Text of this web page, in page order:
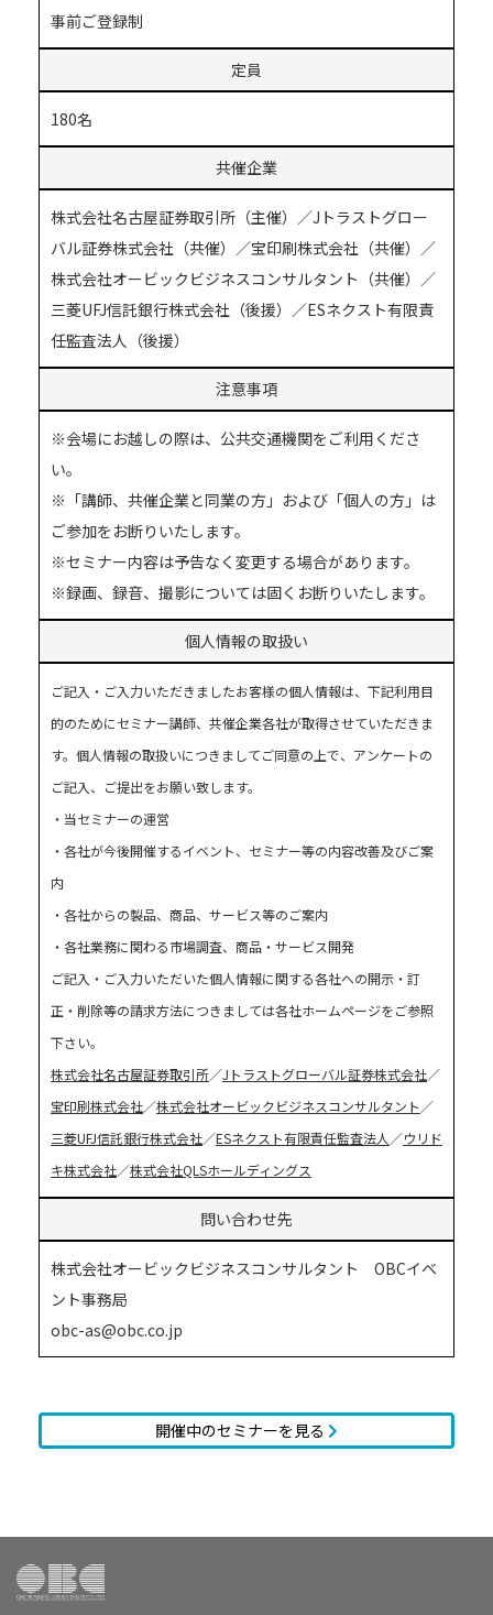
事前ご登録制
定員
180名
共催企業
株式会社名古屋証券取引所（主催）／Jトラストグロー
バル証券株式会社（共催）／宝印刷株式会社（共催）／
株式会社オービックビジネスコンサルタント（共催）／
三菱UFJ信託銀行株式会社（後援）／ESネクスト有限責
任監査法人（後援）
注意事項
※会場にお越しの際は、公共交通機関をご利用くださ
い。
※「講師、共催企業と同業の方」および「個人の方」は
ご参加をお断りいたします。
※セミナー内容は予告なく変更する場合があります。
※録画、録音、撮影については固くお断りいたします。
個人情報の取扱い
ご記入・ご入力いただきましたお客様の個人情報は、下記利用目
的のためにセミナー講師、共催企業各社が取得させていただきま
す。個人情報の取扱いにつきましてご同意の上で、アンケートの
ご記入、ご提出をお願い致します。
・当セミナーの運営
・各社が今後開催するイベント、セミナー等の内容改善及びご案
内
・各社からの製品、商品、サービス等のご案内
・各社業務に関わる市場調査、商品・サービス開発
ご記入・ご入力いただいた個人情報に関する各社への開示・訂
正・削除等の請求方法につきましては各社ホームページをご参照
下さい。
株式会社名古屋証券取引所／Jトラストグローバル証券株式会社／
宝印刷株式会社／株式会社オービックビジネスコンサルタント ／
三菱UFJ信託銀行株式会社／ESネクスト有限責任監査法人 ／ウリド
キ株式会社／株式会社QLSホールディングス
問い合わせ先
株式会社オービックビジネスコンサルタント OBCイベ
ント事務局
obc-as@obc.co.jp
開催中のセミナーを見る